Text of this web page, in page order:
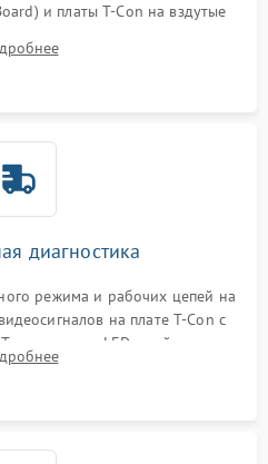
и платы T-Con на вздутые
и целостности шлейфов.
диагностика
режима и рабочих цепей на
на плате T-Con с
LED-драйвера и
подсветки мультиметром.